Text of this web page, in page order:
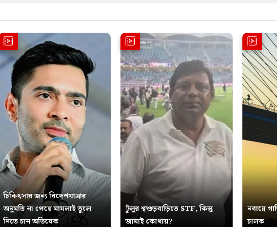
চিকিৎসার জন্য বিদেশযাত্রার
অনুমতি না পেয়ে মামলাই তুলে
নিতে চান অভিষেক
টুলুর শ্বশুড়বাড়িতে STF, কিন্তু
জামাই কোথায়?
নবান্নে
চালক